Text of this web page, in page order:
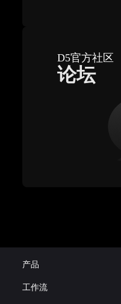
D5官方社区
论坛
产品
工作流